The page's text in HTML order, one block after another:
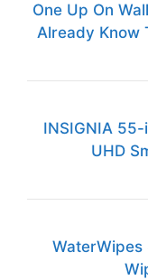
One Up On
Already Know
INSIGNIA
UHD
WaterWipes